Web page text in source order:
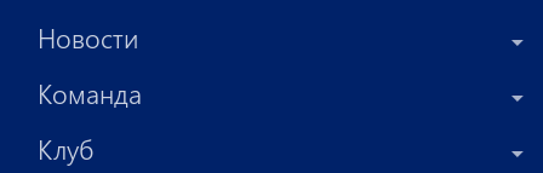
Новости
Команда
Клуб